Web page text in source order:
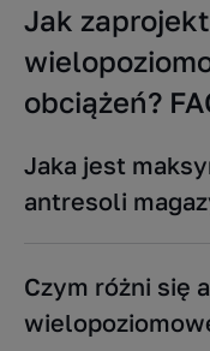
Jak
obciążeń?
Jaka jest
antresoli
Zabudowy
osiągają ponad 3 000
Czym różni się